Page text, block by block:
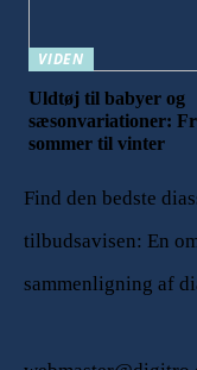
VIDEN
Uldtøj til babyer og
sæsonvariationer:
sommer til vinter
Find den bedste
tilbudsavisen: En
sammenligning af